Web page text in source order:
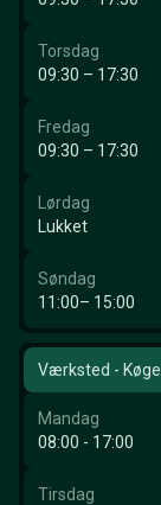
Torsdag
09:30 – 17:30
Fredag
09:30 – 17:30
Lørdag
Lukket
Søndag
11:00– 15:00
Værksted - Køge
Mandag
08:00 - 17:00
Tirsdag